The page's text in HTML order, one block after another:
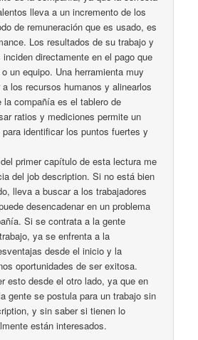
lleva a un incremento de los
de remuneración que es usado, es
Los resultados de su trabajo y
directamente en el pago que
un equipo. Una herramienta muy
los recursos humanos y alinearlos
compañía es el tablero de
ratios y mediciones permite un
identificar los puntos fuertes y
primer capítulo de esta lectura me
del job description. Si no está bien
lleva a buscar a los trabajadores
desencadenar en un problema
Si se contrata a la gente
ya se enfrenta a la
desde el inicio y la
oportunidades de ser exitosa.
esto desde el otro lado, ya que en
gente se postula para un trabajo sin
y sin saber si tienen lo
están interesados.